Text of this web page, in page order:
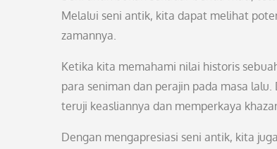
Melalui seni antik, kita dapat melihat
zamannya.
Ketika kita memahami nilai historis
para seniman dan perajin pada masa
teruji keasliannya dan memperkaya
Dengan mengapresiasi seni antik, kita